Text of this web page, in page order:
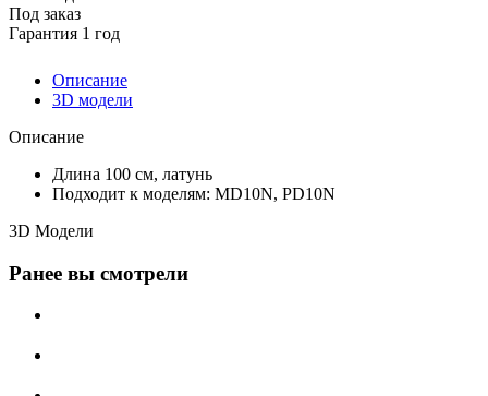
Под заказ
Гарантия 1 год
Описание
3D модели
Описание
Длина 100 см, латунь
Подходит к моделям: MD10N, PD10N
3D Модели
Ранее вы смотрели